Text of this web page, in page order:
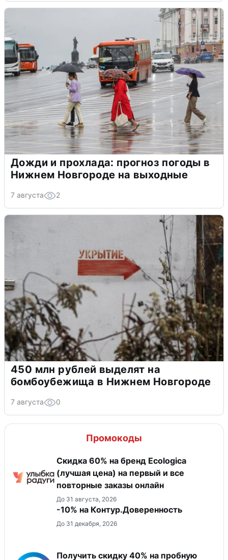
Дожди и прохлада: прогноз погоды в
Нижнем Новгороде на выходные
7 августа 2
450 млн рублей выделят на
бомбоубежища в Нижнем Новгороде
7 августа 0
Промокоды
Скидка 60% на бренд Ecologica
(лучшая цена) на первый и все
повторные заказы онлайн
До 31 августа, 2026
-10% на Контур.Доверенность
До 31 декабря, 2026
Получить скидку 40% на пробную